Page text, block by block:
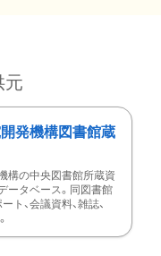
元
発機構図書館蔵
構の中央図書館所蔵資
ータベース。同図書館
ト、会議資料、雑誌、